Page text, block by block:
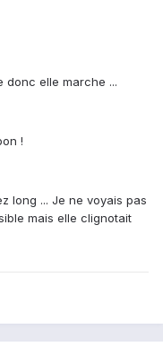
elle marche ...
!
long ... Je ne voyais pas
mais elle clignotait